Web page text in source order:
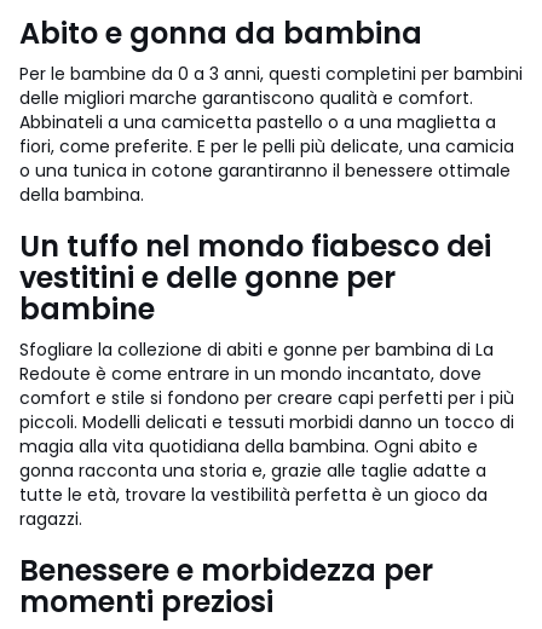
Abito e gonna da bambina
Per le bambine da 0 a 3 anni, questi completini per bambini
delle migliori marche garantiscono qualità e comfort.
Abbinateli a una camicetta pastello o a una maglietta a
fiori, come preferite. E per le pelli più delicate, una camicia
o una tunica in cotone garantiranno il benessere ottimale
della bambina.
Un tuffo nel mondo fiabesco dei
vestitini e delle gonne per
bambine
Sfogliare la collezione di abiti e gonne per bambina di La
Redoute è come entrare in un mondo incantato, dove
comfort e stile si fondono per creare capi perfetti per i più
piccoli. Modelli delicati e tessuti morbidi danno un tocco di
magia alla vita quotidiana della bambina. Ogni abito e
gonna racconta una storia e, grazie alle taglie adatte a
tutte le età, trovare la vestibilità perfetta è un gioco da
ragazzi.
Benessere e morbidezza per
momenti preziosi